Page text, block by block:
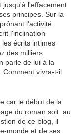
jusqu'à l'effacement
principes. Sur la
l'activité
l'inclination
écrits intimes
des milliers
parle de lui à la
Comment vivra-t-il
car le début de la
du roman soit au
de ce blog, il
monde et de ses